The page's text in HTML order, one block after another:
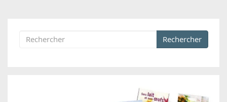
Formulaire de recherche
Rechercher